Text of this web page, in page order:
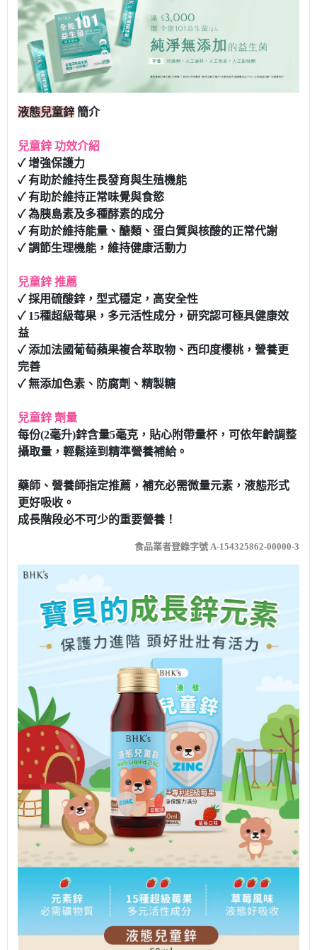
液態兒童鋅 簡介
兒童鋅 功效介紹
✓ 增強保護力
✓ 有助於維持生長發育與生殖機能
✓ 有助於維持正常味覺與食慾
✓ 為胰島素及多種酵素的成分
✓ 有助於維持能量、醣類、蛋白質與核酸的正常代謝
✓ 調節生理機能，維持健康活動力
兒童鋅 推薦
✓ 採用硫酸鋅，型式穩定，高安全性
✓ 15種超級莓果，多元活性成分，研究認可極具健康效
益
✓ 添加法國葡萄蘋果複合萃取物、西印度櫻桃，營養更
完善
✓ 無添加色素、防腐劑、精製糖
兒童鋅 劑量
每份(2毫升)鋅含量5毫克，貼心附帶量杯，可依年齡調整
攝取量，輕鬆達到精準營養補給。
藥師、營養師指定推薦，補充必需微量元素，液態形式
更好吸收。
成長階段必不可少的重要營養！
食品業者登錄字號 A-154325862-00000-3